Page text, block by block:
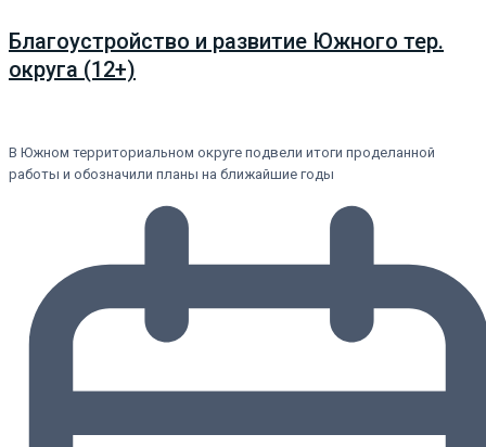
Благоустройство и развитие Южного тер.
округа (12+)
В Южном территориальном округе подвели итоги проделанной
работы и обозначили планы на ближайшие годы